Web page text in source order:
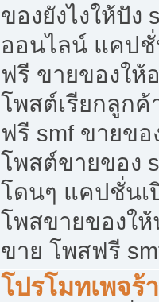
ของยังไงให้ปั
ออนไลน์ แคป
ฟรี ขายของให้
โพสต์เรียกลูกค้
ฟรี smf ขายขอ
โพสต์ขายของ
โดนๆ แคปชั่นเ
โพสขายของใ
ขาย โพสฟรี
โปรโมทเพจร้